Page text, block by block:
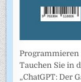
Programmieren
Tauchen Sie in
„ChatGPT: Der